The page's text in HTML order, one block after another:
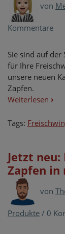
von
Kommentare
Sie sind auf der
für Ihre
unsere neuen
Zapfen.
Weiterlesen ›
Tags:
Jetzt
Zapfen in
von
Produkte / 0